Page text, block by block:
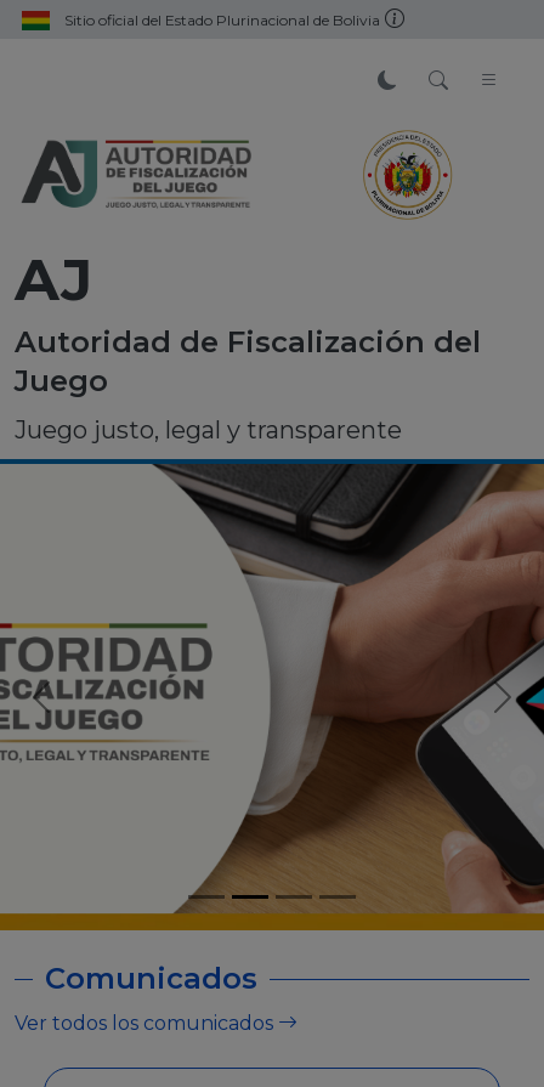
Sitio oficial del Estado Plurinacional de Bolivia
AJ
Autoridad de Fiscalización del
Juego
Juego justo, legal y transparente
Comunicados
Ver todos los comunicados